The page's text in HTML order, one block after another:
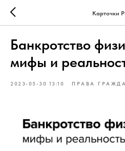
Карточки
Банкротство
мифы и
2023-05-30 13:10 ПРАВА